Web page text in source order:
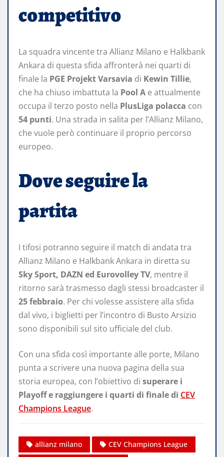
competitivo
La squadra vincente tra Allianz Milano e Halkbank
Ankara di questa sfida affronterà nei quarti di
finale la PGE Projekt Varsavia di Kewin Tillie,
che ha chiuso imbattuta la Pool A e attualmente
occupa il terzo posto nella PlusLiga polacca con
54 punti. Una strada in salita per l’Allianz Milano,
che vuole però continuare il proprio percorso
europeo.
Dove seguire la
partita
I tifosi potranno seguire il match di andata tra
Allianz Milano e Halkbank Ankara in diretta su
Sky Sport, DAZN ed Eurovolley TV, mentre il
ritorno sarà trasmesso dagli stessi broadcaster il
25 febbraio. Per chi volesse assistere alla sfida
dal vivo, i biglietti per l’incontro di Busto Arsizio
sono disponibili sul sito ufficiale del club.
Con una sfida così importante alle porte, Milano
punta a scrivere una nuova pagina della sua
storia europea, con l’obiettivo di superare i
Playoff e raggiungere i quarti di finale di CEV
Champions League.
allianz milano
CEV Champions League